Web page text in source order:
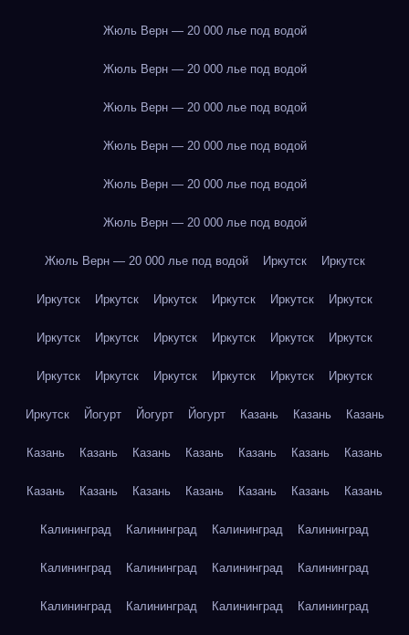
Жюль Верн — 20 000 лье под водой
Жюль Верн — 20 000 лье под водой
Жюль Верн — 20 000 лье под водой
Жюль Верн — 20 000 лье под водой
Жюль Верн — 20 000 лье под водой
Жюль Верн — 20 000 лье под водой
Жюль Верн — 20 000 лье под водой Иркутск Иркутск
Иркутск Иркутск Иркутск Иркутск Иркутск Иркутск
Иркутск Иркутск Иркутск Иркутск Иркутск Иркутск
Иркутск Иркутск Иркутск Иркутск Иркутск Иркутск
Иркутск Йогурт Йогурт Йогурт Казань Казань Казань
Казань Казань Казань Казань Казань Казань Казань
Казань Казань Казань Казань Казань Казань Казань
Калининград Калининград Калининград Калининград
Калининград Калининград Калининград Калининград
Калининград Калининград Калининград Калининград